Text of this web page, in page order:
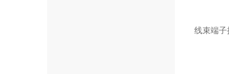
线束端子